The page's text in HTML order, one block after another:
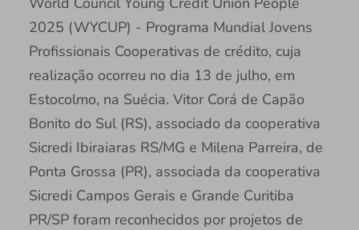
2025 (WYCUP) - Programa Mundial Jovens
Profissionais Cooperativas de crédito, cuja
realização ocorreu no dia 13 de julho, em
Estocolmo, na Suécia. Vitor Corá de Capão
Bonito do Sul (RS), associado da cooperativa
Sicredi Ibiraiaras RS/MG e Milena Parreira, de
Ponta Grossa (PR), associada da cooperativa
Sicredi Campos Gerais e Grande Curitiba
PR/SP foram reconhecidos por projetos de